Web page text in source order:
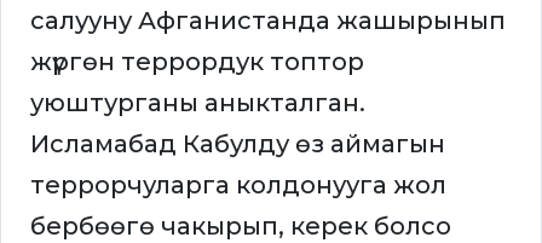
салууну Афганистанда жашырынып
жүргөн террордук топтор
уюштурганы аныкталган.
Исламабад Кабулду өз аймагын
террорчуларга колдонууга жол
бербөөгө чакырып, керек болсо